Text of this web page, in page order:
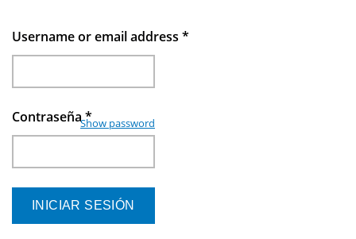
Username or email address *
Contraseña*
Show password